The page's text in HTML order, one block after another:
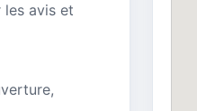
avis et